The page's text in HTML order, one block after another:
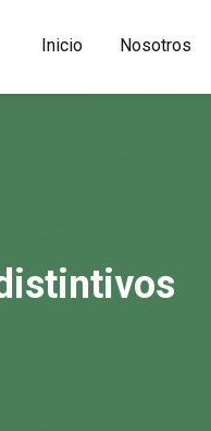
Inicio Nosotros